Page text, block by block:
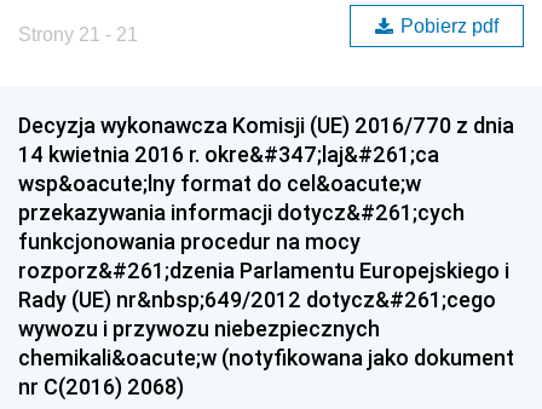
Strony 21 - 21 Pobierz pdf
Decyzja wykonawcza Komisji (UE) 2016/770 z dnia
14 kwietnia 2016 r. okre&#347;laj&#261;ca
wsp&oacute;lny format do cel&oacute;w
przekazywania informacji dotycz&#261;cych
funkcjonowania procedur na mocy
rozporz&#261;dzenia Parlamentu Europejskiego i
Rady (UE) nr&nbsp;649/2012 dotycz&#261;cego
wywozu i przywozu niebezpiecznych
chemikali&oacute;w (notyfikowana jako dokument
nr C(2016) 2068)